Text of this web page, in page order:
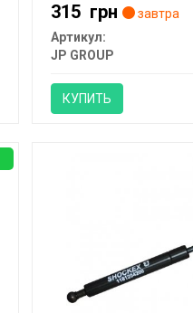
315 грн
завтра
Артикул:
JP GROUP
КУПИТЬ